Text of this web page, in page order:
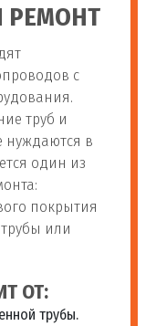
РЕМОНТ
с
труб и
нуждаются в
один из
покрытия
или
ОТ:
трубы.